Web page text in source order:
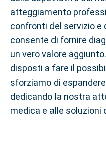
atteggiamento
confronti del servizio
consente di fornire
un vero valore
disposti a fare il
sforziamo di
dedicando la nostra
medica e alle soluzioni